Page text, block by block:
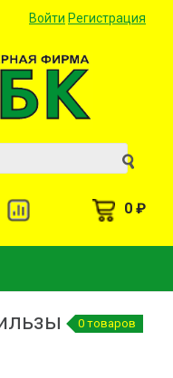
Войти Регистрация
0 ₽
0 товаров